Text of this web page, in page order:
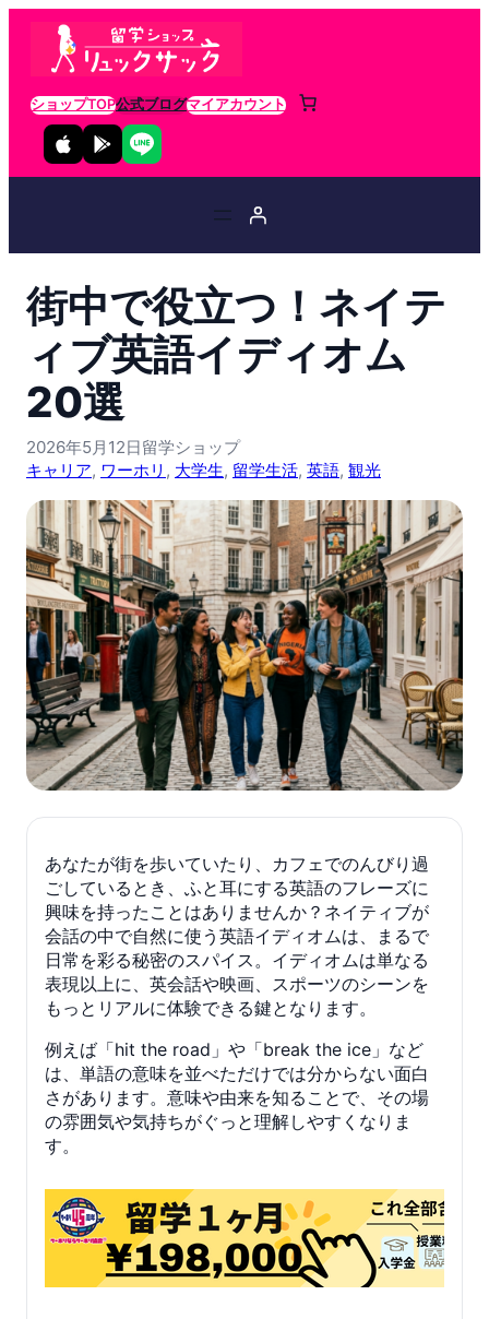
ショップTOP公式ブログマイアカウント
街中で役立つ！ネイテ
ィブ英語イディオム
20選
2026年5月12日留学ショップ
キャリア, ワーホリ , 大学生, 留学生活, 英語, 観光
あなたが街を歩いていたり、カフェでのんびり過
ごしているとき、ふと耳にする英語のフレーズに
興味を持ったことはありませんか？ネイティブが
会話の中で自然に使う英語イディオムは、まるで
日常を彩る秘密のスパイス。イディオムは単なる
表現以上に、英会話や映画、スポーツのシーンを
もっとリアルに体験できる鍵となります。
例えば「hit the road」や「break the ice」など
は、単語の意味を並べただけでは分からない面白
さがあります。意味や由来を知ることで、その場
の雰囲気や気持ちがぐっと理解しやすくなりま
す。